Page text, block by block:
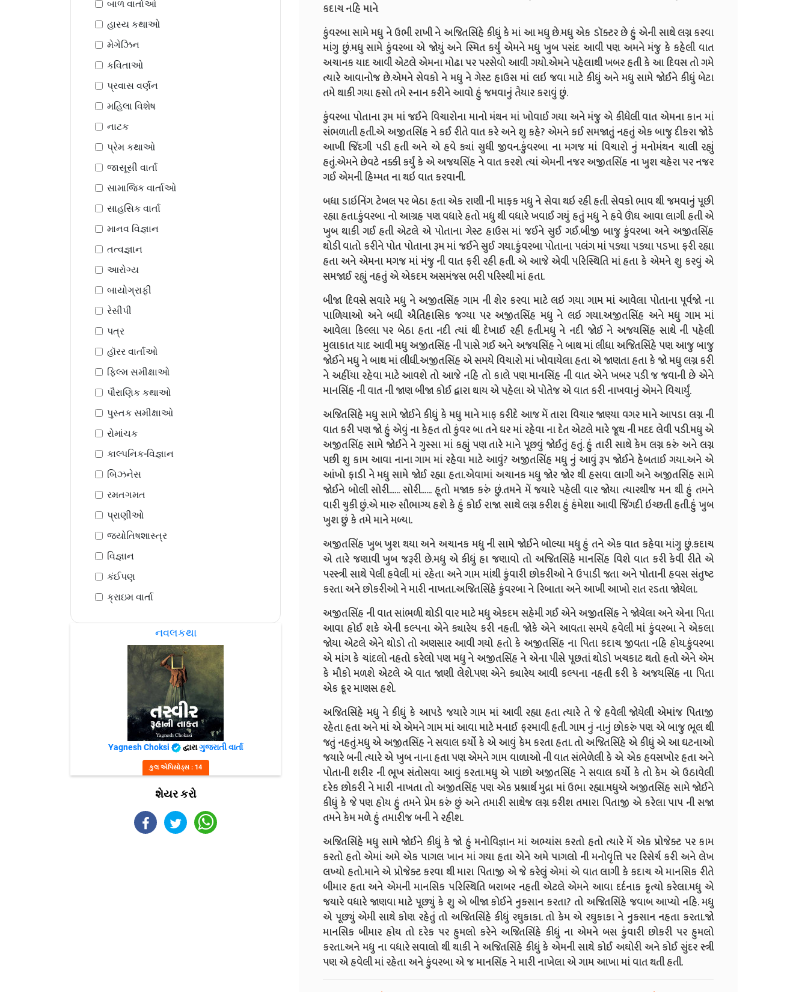
બાળ વાર્તાઓ
હાસ્ય કથાઓ
મેગેઝિન
કવિતાઓ
પ્રવાસ વર્ણન
મહિલા વિશેષ
નાટક
પ્રેમ કથાઓ
જાસૂસી વાર્તા
સામાજિક વાર્તાઓ
સાહસિક વાર્તા
માનવ વિજ્ઞાન
તત્વજ્ઞાન
આરોગ્ય
બાયોગ્રાફી
રેસીપી
પત્ર
હૉરર વાર્તાઓ
ફિલ્મ સમીક્ષાઓ
પૌરાણિક કથાઓ
પુસ્તક સમીક્ષાઓ
રોમાંચક
કાલ્પનિક-વિજ્ઞાન
બિઝનેસ
રમતગમત
પ્રાણીઓ
જ્યોતિષશાસ્ત્ર
વિજ્ઞાન
કંઈપણ
ક્રાઇમ વાર્તા
નવલકથા
Yagnesh Choksi દ્વારાગુજરાતી વાર્તા
કુલ એપિસોડ્સ : 14
શેયર કરો
કદાચ નહિ માને
કુંવરબા સામે મધુ ને ઉભી રાખી ને અજિતસિંહે કીધું કે માં આ મધુ છે.મધુ એક ડૉક્ટર છે હું એની સાથે લગ્ન કરવા
માંગુ છું.મધુ સામે કુંવરબા એ જોયું અને સ્મિત કર્યું એમને મધુ ખુબ પસંદ આવી પણ અમને મંજુ કે કહેલી વાત
અચાનક યાદ આવી એટલે એમના મોઢા પર પરસેવો આવી ગયો.એમને પહેલાથી ખબર હતી કે આ દિવસ તો ગમે
ત્યારે આવાનોજ છે.એમને સેવકો ને મધુ ને ગેસ્ટ હાઉસ માં લઇ જવા માટે કીધું અને મધુ સામે જોઈને કીધું બેટા
તમે થાકી ગયા હસો તમે સ્નાન કરીને આવો હું જમવાનું તૈયાર કરાવું છું.
કુંવરબા પોતાના રૂમ માં જઈને વિચારોના માનો મંથન માં ખોવાઈ ગયા અને મંજુ એ કીધેલી વાત એમના કાન માં
સંભળાતી હતી.એ અજીતસિંહ ને કઈ રીતે વાત કરે અને શુ કહે? એમને કઈ સમજાતું નહતું એક બાજુ દીકરા જોડે
આખી જિંદગી પડી હતી અને એ હવે ક્યાં સુધી જીવન.કુંવરબા ના મગજ માં વિચારો નું મનોમંથન ચાલી રહ્યું
હતું.એમને છેવટે નક્કી કર્યું કે એ અજયસિંહ ને વાત કરશે ત્યાં એમની નજર અજીતસિંહ ના ખુશ ચહેરા પર નજર
ગઈ એમની હિમ્મત ના થઇ વાત કરવાની.
બધા ડાઇનિંગ ટેબલ પર બેઠા હતા એક રાણી ની માફક મધુ ને સેવા થઇ રહી હતી સેવકો ભાવ થી જમવાનું પૂછી
રહ્યા હતા.કુંવરબા નો આગ્રહ પણ વધારે હતો મધુ થી વધારે ખવાઈ ગયું હતું મધુ ને હવે ઊંઘ આવા લાગી હતી એ
ખુબ થાકી ગઈ હતી એટલે એ પોતાના ગેસ્ટ હાઉસ માં જઈને સુઈ ગઈ.બીજી બાજુ કુંવરબા અને અજીતસિંહ
થોડી વાતો કરીને પોત પોતાના રૂમ માં જઈને સુઈ ગયા.કુંવરબા પોતાના પલંગ માં પડ્યા પડ્યા પડખા ફરી રહ્યા
હતા અને એમના મગજ માં મંજુ ની વાત ફરી રહી હતી. એ આજે એવી પરિસ્થિતિ માં હતા કે એમને શુ કરવું એ
સમજાઈ રહ્યું નહતું એ એકદમ અસમંજસ ભરી પરિસ્થી માં હતા.
બીજા દિવસે સવારે મધુ ને અજીતસિંહ ગામ ની શેર કરવા માટે લઇ ગયા ગામ માં આવેલા પોતાના પૂર્વજો ના
પાળિયાઓ અને બધી ઐતિહાસિક જગ્યા પર અજીતસિંહ મધુ ને લઇ ગયા.અજીતસિંહ અને મધુ ગામ માં
આવેલા કિલ્લા પર બેઠા હતા નદી ત્યાં થી દેખાઈ રહી હતી.મધુ ને નદી જોઈ ને અજયસિંહ સાથે ની પહેલી
મુલાકાત યાદ આવી મધુ અજીતસિંહ ની પાસે ગઈ અને અજયસિંહ ને બાથ માં લીધા અજિતસિંહે પણ આજુ બાજુ
જોઈને મધુ ને બાથ માં લીધી.અજીતસિંહ એ સમયે વિચારો માં ખોવાયેલા હતા એ જાણતા હતા કે જો મધુ લગ્ન કરી
ને અહીંયા રહેવા માટે આવશે તો આજે નહિ તો કાલે પણ માનસિંહ ની વાત એને ખબર પડી જ જવાની છે એને
માનસિંહ ની વાત ની જાણ બીજા કોઈ દ્વારા થાય એ પહેલા એ પોતેજ એ વાત કરી નાખવાનું એમને વિચાર્યું.
અજિતસિંહે મધુ સામે જોઈને કીધું કે મધુ માને માફ કરીદે આજ મેં તારા વિચાર જાણ્યા વગર માને આપડા લગ્ન ની
વાત કરી પણ જો હું એવું ના કેહત તો કુંવર બા તને ઘર માં રહેવા ના દેત એટલે મારે જૂથ ની મદદ લેવી પડી.મધુ એ
અજીતસિંહ સામે જોઈને ને ગુસ્સા માં કહ્યું પણ તારે માને પૂછવું જોઈતું હતું. હું તારી સાથે કેમ લગ્ન કરું અને લગ્ન
પછી શુ કામ આવા નાના ગામ માં રહેવા માટે આવું? અજીતસિંહ મધુ નું આવું રૂપ જોઈને હેબતાઈ ગયા.અને એ
આંખો ફાડી ને મધુ સામે જોઈ રહ્યા હતા.એવામાં અચાનક મધુ જોર જોર થી હસવા લાગી અને અજીતસિંહ સામે
જોઈને બોલી સોરી...... સોરી...... હૂતો મજાક કરું છું.તમને મેં જયારે પહેલી વાર જોયા ત્યારથીજ મન થી હું તમને
વારી ચુકી છું.એ મારુ સૌભાગ્ય હશે કે હું કોઈ રાજા સાથે લગ્ન કરીશ હું હંમેશા આવી જિંગદી ઇચ્છતી હતી.હું ખુબ
ખુશ છું કે તમે માને મળ્યા.
અજીતસિંહ ખુબ ખુશ થયા અને અચાનક મધુ ની સામે જોઈને બોલ્યા મધુ હું તને એક વાત કહેવા માંગુ છું.કદાચ
એ તારે જણાવી ખુબ જરૂરી છે.મધુ એ કીધું હા જણાવો તો અજિતસિંહે માનસિંહ વિશે વાત કરી કેવી રીતે એ
પરસ્ત્રી સાથે પેલી હવેલી માં રહેતા અને ગામ માંથી કુંવારી છોકરીઓ ને ઉપાડી જતા અને પોતાની હવસ સંતુષ્ટ
કરતા અને છોકરીઓ ને મારી નાખતા.અજિતસિંહે કુંવરબા ને રિબાતા અને આખી આખો રાત રડતા જોયેલા.
અજીતસિંહ ની વાત સાંભળી થોડી વાર માટે મધુ એકદમ સહેમી ગઈ એને અજીતસિંહ ને જોયેલા અને એના પિતા
આવા હોઈ શકે એની કલ્પના એને ક્યારેય કરી નહતી. જોકે એને આવતા સમયે હવેલી માં કુંવરબા ને એકલા
જોયા એટલે એને થોડો તો અણસાર આવી ગયો હતો કે અજીતસિંહ ના પિતા કદાચ જીવતા નહિ હોય.કુંવરબા
એ માંગ કે ચાંદલો નહતો કરેલો પણ મધુ ને અજીતસિંહ ને એના પીસે પૂછતાં થોડો ખચકાટ થતો હતો એને એમ
કે મૌકો મળશે એટલે એ વાત જાણી લેશે.પણ એને ક્યારેય આવી કલ્પના નહતી કરી કે અજયસિંહ ના પિતા
એક ક્રૂર માણસ હશે.
અજિતસિંહે મધુ ને કીધું કે આપડે જયારે ગામ માં આવી રહ્યા હતા ત્યારે તે જે હવેલી જોયેલી એમાંજ પિતાજી
રહેતા હતા અને માં એ એમને ગામ માં આવા માટે મનાઈ ફરમાવી હતી. ગામ નું નાનું છોકરું પણ એ બાજુ ભૂલ થી
જતું નહતું.મધુ એ અજીતસિંહ ને સવાલ કર્યો કે એ આવું કેમ કરતા હતા. તો અજિતસિંહે એ કીધું એ આ ઘટનાઓ
જયારે બની ત્યારે એ ખુબ નાના હતા પણ એમને ગામ વાળાઓ ની વાત સંભેળેલી કે એ એક હવસખોર હતા અને
પોતાની શરીર ની ભૂખ સંતોસવા આવું કરતા.મધુ એ પાછો અજીતસિંહ ને સવાલ કર્યો કે તો કેમ એ ઉઠાવેલી
દરેક છોકરી ને મારી નાખતા તો અજીતસિંહ પણ એક પ્રશ્નાર્થ મુદ્રા માં ઉભા રહ્યા.મધુએ અજીતસિંહ સામે જોઈને
કીધું કે જે પણ હોય હું તમને પ્રેમ કરું છું અને તમારી સાથેજ લગ્ન કરીશ તમારા પિતાજી એ કરેલા પાપ ની સજા
તમને કેમ મળે હું તમારીજ બની ને રહીશ.
અજિતસિંહે મધુ સામે જોઈને કીધું કે જો હું મનોવિજ્ઞાન માં અભ્યાંસ કરતો હતો ત્યારે મેં એક પ્રોજેક્ટ પર કામ
કરતો હતો એમાં અમે એક પાગલ ખાન માં ગયા હતા એને અમે પાગલો ની મનોવૃત્તિ પર રિસેર્ચ કરી અને લેખ
લખ્યો હતો.માને એ પ્રોજેક્ટ કરવા થી મારા પિતાજી એ જે કરેલું એમાં એ વાત લાગી કે કદાચ એ માનસિક રીતે
બીમાર હતા અને એમની માનસિક પરિસ્થિતિ બરાબર નહતી એટલે એમને આવા દર્દનાક કૃત્યો કરેલા.મધુ એ
જયારે વધારે જાણવા માટે પૂછ્યું કે શુ એ બીજા કોઈને નુકસાન કરતા? તો અજિતસિંહે જવાબ આપ્યો નહિ. મધુ
એ પૂછ્યું એમી સાથે કોણ રહેતું તો અજિતસિંહે કીધું રઘુકાકા. તો કેમ એ રઘુકાકા ને નુકસાન નહતા કરતા.જો
માનસિક બીમાર હોય તો દરેક પર હુમલો કરેને અજિતસિંહે કીધું ના એમને બસ કુંવારી છોકરી પર હુમલો
કરતા.અને મધુ ના વધારે સવાલો થી થાકી ને અજિતસિંહે કીધું કે એમની સાથે કોઈ અઘોરી અને કોઈ સુંદર સ્ત્રી
પણ એ હવેલી માં રહેતા અને કુંવરબા એ જ માનસિંહ ને મારી નાખેલા એ ગામ આખા માં વાત થતી હતી.